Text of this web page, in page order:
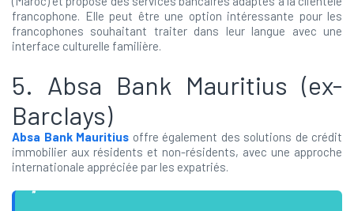
francophone. Elle peut être une option intéressante pour les
francophones souhaitant traiter dans leur langue avec une
interface culturelle familière.
5. Absa Bank Mauritius (ex-
Barclays)
Absa Bank Mauritius offre également des solutions de crédit
immobilier aux résidents et non-résidents, avec une approche
internationale appréciée par les expatriés.